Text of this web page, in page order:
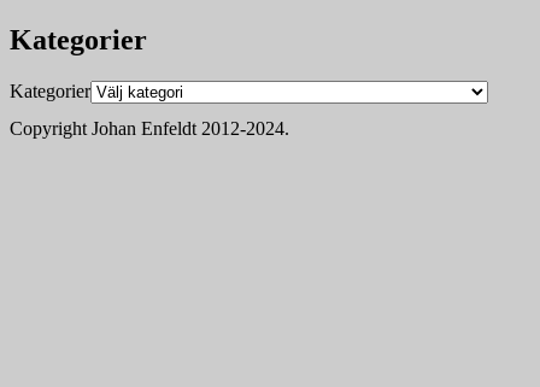
Kategorier
Kategorier
Copyright Johan Enfeldt 2012-2024.